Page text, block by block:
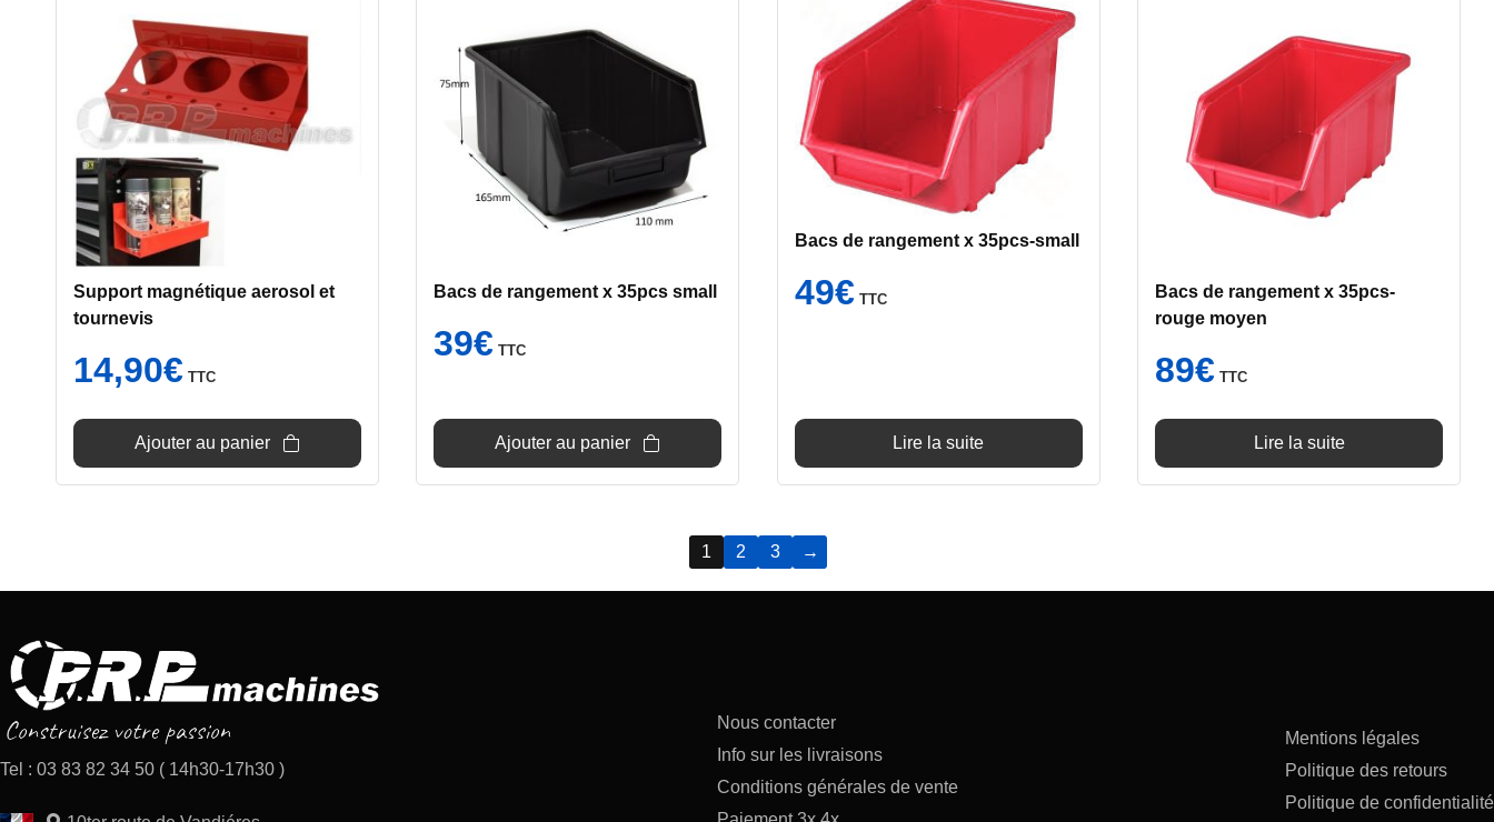
Support magnétique aerosol et
tournevis
14,90€ TTC
Ajouter au panier
Bacs de rangement x 35pcs small
39€ TTC
Ajouter au panier
Bacs de rangement x 35pcs-small
49€ TTC
Lire la suite
Bacs de rangement x 35pcs-
rouge moyen
89€ TTC
Lire la suite
1 2 3 →
Tel : 03 83 82 34 50 ( 14h30-17h30 )
Nous contacter
Info sur les livraisons
Conditions générales de vente
Mentions légales
Politique des retours
Politique de confidentialité